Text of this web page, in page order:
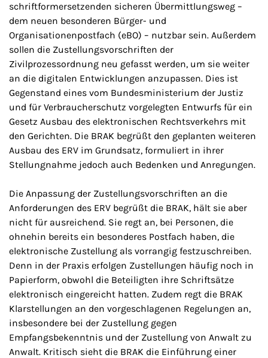
schriftformersetzenden sicheren Übermittlungsweg –
dem neuen besonderen Bürger- und
Organisationenpostfach (eBO) – nutzbar sein. Außerdem
sollen die Zustellungsvorschriften der
Zivilprozessordnung neu gefasst werden, um sie weiter
an die digitalen Entwicklungen anzupassen. Dies ist
Gegenstand eines vom Bundesministerium der Justiz
und für Verbraucherschutz vorgelegten Entwurfs für ein
Gesetz Ausbau des elektronischen Rechtsverkehrs mit
den Gerichten. Die BRAK begrüßt den geplanten weiteren
Ausbau des ERV im Grundsatz, formuliert in ihrer
Stellungnahme jedoch auch Bedenken und Anregungen.
Die Anpassung der Zustellungsvorschriften an die
Anforderungen des ERV begrüßt die BRAK, hält sie aber
nicht für ausreichend. Sie regt an, bei Personen, die
ohnehin bereits ein besonderes Postfach haben, die
elektronische Zustellung als vorrangig festzuschreiben.
Denn in der Praxis erfolgen Zustellungen häufig noch in
Papierform, obwohl die Beteiligten ihre Schriftsätze
elektronisch eingereicht hatten. Zudem regt die BRAK
Klarstellungen an den vorgeschlagenen Regelungen an,
insbesondere bei der Zustellung gegen
Empfangsbekenntnis und der Zustellung von Anwalt zu
Anwalt. Kritisch sieht die BRAK die Einführung einer